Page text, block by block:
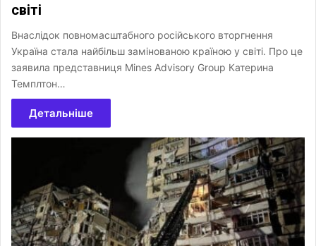
світі
Внаслідок повномасштабного російського вторгнення
Україна стала найбільш замінованою країною у світі. Про це
заявила представниця Mines Advisory Group Катерина
Темплтон…
Детальніше